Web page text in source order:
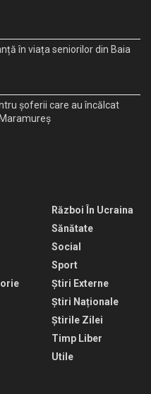
în viața seniorilor din Baia
șoferii care au încălcat
Război În Ucraina
Sănătate
Social
Sport
Știri Externe
Știri Naționale
Știrile Zilei
Timp Liber
Utile